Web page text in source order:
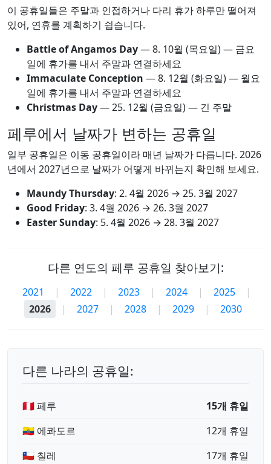
이 공휴일들은 주말과 인접하거나 다리 휴가 하루만 떨어져
있어, 연휴를 계획하기 쉽습니다.
Battle of Angamos Day—8. 10월 (목요일) — 금요
일에 휴가를 내서 주말과 연결하세요
Immaculate Conception —8. 12월 (화요일) — 월요
일에 휴가를 내서 주말과 연결하세요
Christmas Day—25. 12월 (금요일) — 긴 주말
페루에서 날짜가 변하는 공휴일
일부 공휴일은 이동 공휴일이라 매년 날짜가 다릅니다. 2026
년에서 2027년으로 날짜가 어떻게 바뀌는지 확인해 보세요.
Maundy Thursday: 2. 4월 2026 → 25. 3월 2027
Good Friday: 3. 4월 2026 → 26. 3월 2027
Easter Sunday: 5. 4월 2026 → 28. 3월 2027
다른 연도의 페루 공휴일 찾아보기:
2021 | 2022 | 2023 | 2024 | 2025
|
2026
| 2027 | 2028 | 2029 | 2030
다른 나라의 공휴일:
🇵🇪 페루
15개 휴일
🇪🇨 에콰도르
12개 휴일
🇨🇱 칠레
17개 휴일